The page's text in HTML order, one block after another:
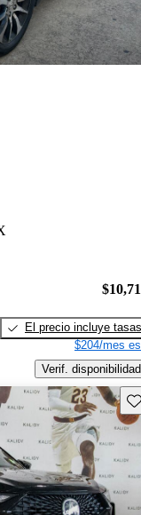
El precio incluye tasas
$204/mes
Verif. disponibilidad